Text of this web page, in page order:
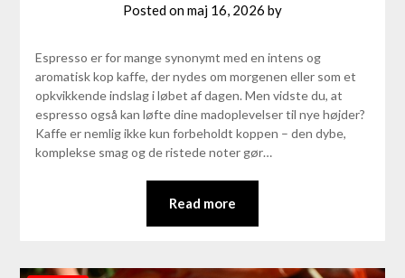
Posted onmaj 16, 2026 by
Espresso er for mange synonymt med en intens og
aromatisk kop kaffe, der nydes om morgenen eller som et
opkvikkende indslag i løbet af dagen. Men vidste du, at
espresso også kan løfte dine madoplevelser til nye højder?
Kaffe er nemlig ikke kun forbeholdt koppen – den dybe,
komplekse smag og de ristede noter gør…
Read more